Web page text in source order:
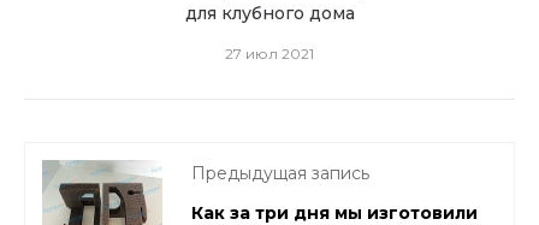
для клубного дома
27 июл 2021
Предыдущая запись
Как за три дня мы изготовили